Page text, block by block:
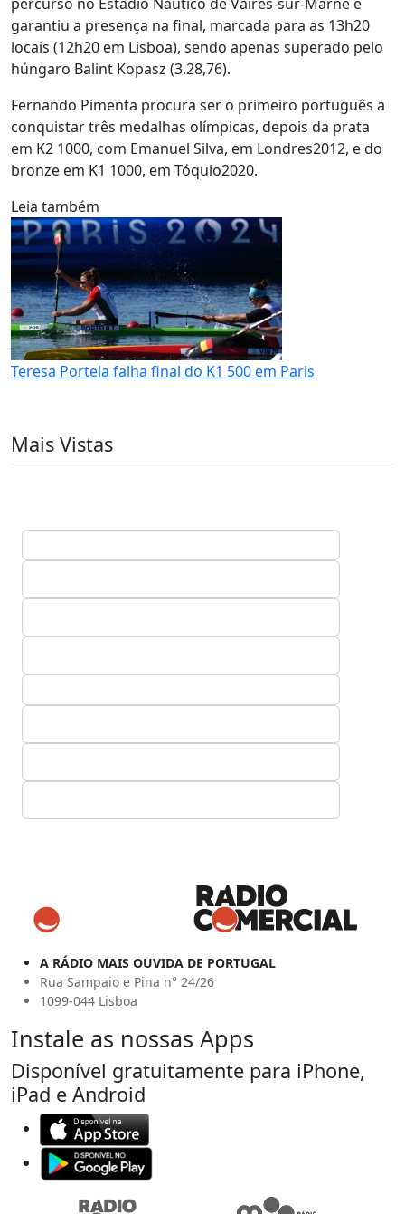
garantiu a presença na final, marcada para as 13h20
locais (12h20 em Lisboa), sendo apenas superado pelo
húngaro Balint Kopasz (3.28,76).
Fernando Pimenta procura ser o primeiro português a
conquistar três medalhas olímpicas, depois da prata
em K2 1000, com Emanuel Silva, em Londres2012, e do
bronze em K1 1000, em Tóquio2020.
Leia também
Teresa Portela falha final do K1 500 em Paris
Mais Vistas
A RÁDIO MAIS OUVIDA DE PORTUGAL
Rua Sampaio e Pina n° 24/26
1099-044 Lisboa
Instale as nossas Apps
Disponível gratuitamente para iPhone,
iPad e Android